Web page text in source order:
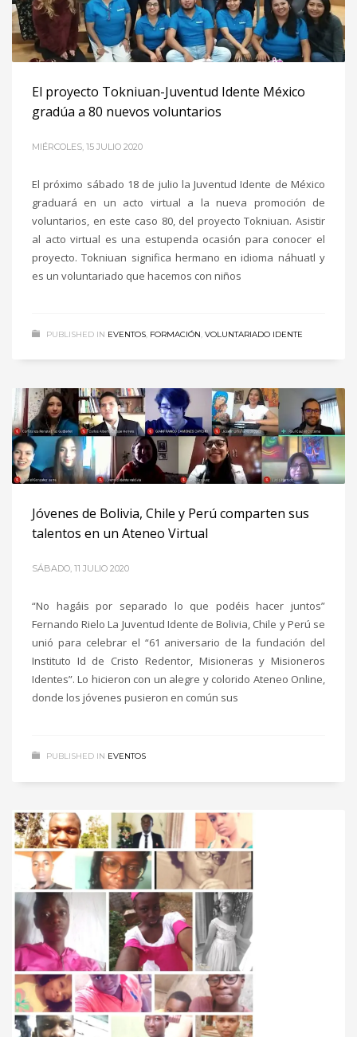
El proyecto Tokniuan-Juventud Idente México
gradúa a 80 nuevos voluntarios
MIÉRCOLES, 15 JULIO 2020
El próximo sábado 18 de julio la Juventud Idente de México
graduará en un acto virtual a la nueva promoción de
voluntarios, en este caso 80, del proyecto Tokniuan. Asistir
al acto virtual es una estupenda ocasión para conocer el
proyecto. Tokniuan significa hermano en idioma náhuatl y
es un voluntariado que hacemos con niños
PUBLISHED IN EVENTOS, FORMACIÓN, VOLUNTARIADO IDENTE
Jóvenes de Bolivia, Chile y Perú comparten sus
talentos en un Ateneo Virtual
SÁBADO, 11 JULIO 2020
“No hagáis por separado lo que podéis hacer juntos”
Fernando Rielo La Juventud Idente de Bolivia, Chile y Perú se
unió para celebrar el “61 aniversario de la fundación del
Instituto Id de Cristo Redentor, Misioneras y Misioneros
Identes”. Lo hicieron con un alegre y colorido Ateneo Online,
donde los jóvenes pusieron en común sus
PUBLISHED IN EVENTOS